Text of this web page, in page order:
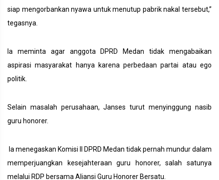
siap mengorbankan nyawa untuk menutup pabrik nakal tersebut,”
tegasnya.
Ia meminta agar anggota DPRD Medan tidak mengabaikan
aspirasi masyarakat hanya karena perbedaan partai atau ego
politik.
Selain masalah perusahaan, Janses turut menyinggung nasib
guru honorer.
Ia menegaskan Komisi II DPRD Medan tidak pernah mundur dalam
memperjuangkan kesejahteraan guru honorer, salah satunya
melalui RDP bersama Aliansi Guru Honorer Bersatu.